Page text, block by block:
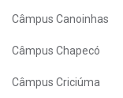
Câmpus Canoinhas
Câmpus Chapecó
Câmpus Criciúma